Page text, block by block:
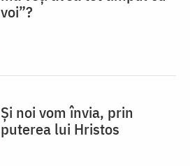
voi”?
Și noi vom învia, prin
puterea lui Hristos